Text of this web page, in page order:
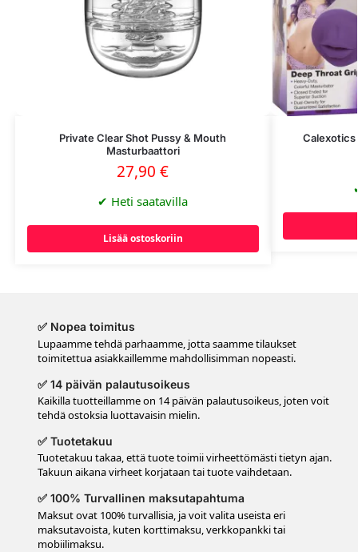
Private Clear Shot Pussy & Mouth
Masturbaattori
27,90€
✔ Heti saatavilla
Lisää ostoskoriin
✅ Nopea toimitus
Lupaamme tehdä parhaamme, jotta saamme tilaukset
toimitettua asiakkaillemme mahdollisimman nopeasti.
✅ 14 päivän palautusoikeus
Kaikilla tuotteillamme on 14 päivän palautusoikeus, joten voit
tehdä ostoksia luottavaisin mielin.
✅ Tuotetakuu
Tuotetakuu takaa, että tuote toimii virheettömästi tietyn ajan.
Takuun aikana virheet korjataan tai tuote vaihdetaan.
✅ 100% Turvallinen maksutapahtuma
Maksut ovat 100% turvallisia, ja voit valita useista eri
maksutavoista, kuten korttimaksu, verkkopankki tai
mobiilimaksu.